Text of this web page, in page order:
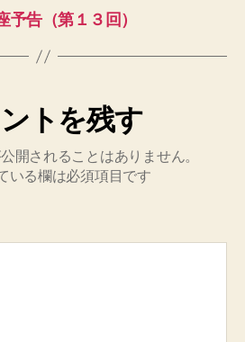
予告（第１３回）
トを残す
開されることはありません。
いる欄は必須項目です